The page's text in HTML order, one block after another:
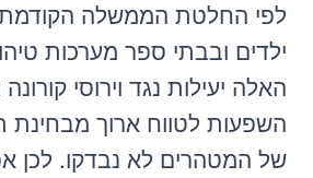
לפי החלטת הממשלה הקודמת
ילדים ובבתי ספר מערכות
האלה יעילות נגד וירוסי
השפעות לטווח ארוך מבחינת
של המטהרים לא נבדקו. לכן